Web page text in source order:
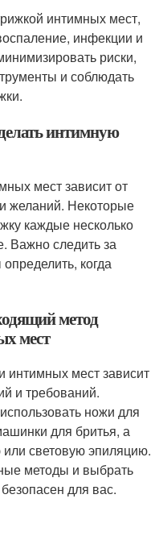
интимных мест,
инфекции и
риски,
и соблюдать
интимную
мест зависит от
желаний. Некоторые
каждые несколько
Важно следить за
когда
метод
мест
интимных мест зависит
и требований.
ножи для
для бритья, а
световую эпиляцию.
методы и выбрать
для вас.